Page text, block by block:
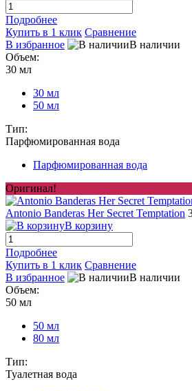
Подробнее
Купить в 1 клик Сравнение
В избранное
В наличии
Объем:
30 мл
30 мл
50 мл
Тип:
Парфюмированная вода
Парфюмированная вода
Оригинал!
Antonio Banderas Her Secret Temptation
В корзину
Подробнее
Купить в 1 клик Сравнение
В избранное
В наличии
Объем:
50 мл
50 мл
80 мл
Тип:
Туалетная вода